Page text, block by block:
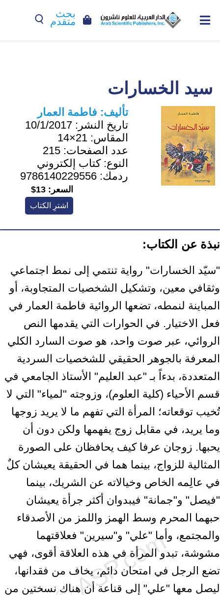
بحث
متقدم
سيد الخسارات
تأليف: فاطمة العمار
تاريخ النشر: 10/1/2017
المقاس: 21×14
عدد الصفحات: 215
النوع:كتاب إلكتروني
ردمك: 9786140229556
السعر: 13$
اشترِ الكتاب
نبذة عن الكتاب:
"سيّد الخسارات" رواية تنتمي إلى نمط اجتماعي
وثقافي معين، وتشكيل الشخصيات المتجاوبة، أو
المباينة لنمطه، تضعها الروائية فاطمة العمار في
فعل الاختيار. في الحوارات التي يقدمها النص
الروائي، عبر صوت واحد، هو صوت السارد الكلي
المعرفة بالجوهر الحقيقي للشخصيات السردية
المتعددة، بدءاً بـ "عبد العليم" الأستاذ الجامعي في
قسم الأحياء (كلية العلوم)، وزوجته "لمياء" التي لا
تُخيب توقعاته؛ المرأة التي تفهم ما لا يريد زوجها
وما يريد، في مقابل زوج يفهمها ولكن دون أن
يحبها. زوجان عرفا كيف يحافظان على الصورة
المثالية للزواج، بينما هما في الحقيقة يعيشان كلٌ
في عالِمه الخاص وخيالاته عن الشريك، بينما
"فيصل" و"جمانة" فيبدوان أكثر جرأة يعيشان
حبهما المحرم وسط الهمز واللمز من الأصدقاء
والمجتمع، وأما "علي" و"سيرين" فعلاقتهما
مشوشة، تبدو المرأة في هذه العلاقة أقوى، فهي
تضع الرجل في امتحان دائم، يخاف من فقدانها،
ليصل معها "علي" إلى قناعة أن هناك نسختين من